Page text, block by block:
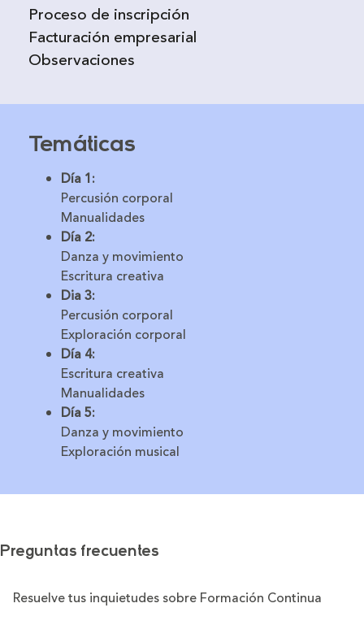
Proceso de inscripción
Facturación empresarial
Observaciones
Temáticas
Día 1:
Percusión corporal
Manualidades
Día 2:
Danza y movimiento
Escritura creativa
Dia 3:
Percusión corporal
Exploración corporal
Día 4:
Escritura creativa
Manualidades
Día 5:
Danza y movimiento
Exploración musical
Preguntas frecuentes
Resuelve tus inquietudes sobre Formación Continua